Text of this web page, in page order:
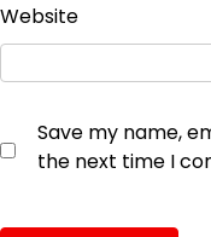
Website
Save my name,
the next time I